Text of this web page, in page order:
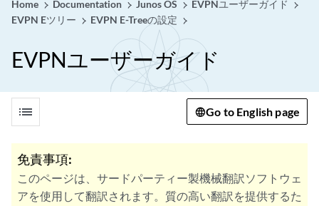
Home Documentation Junos OS
EVPNユーザーガイド
EVPN Eツリー
EVPN E-Treeの設定
EVPNユーザーガイド
list Go to English page
免責事項:
このページは、サードパーティー製機械翻訳ソフトウェ
アを使用して翻訳されます。質の高い翻訳を提供するた